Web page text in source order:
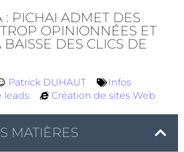
: PICHAI ADMET DES
OPINIONNÉES ET
DES CLICS DE
Patrick DUHAUT
Infos
leads
Création de sites Web
MATIÈRES